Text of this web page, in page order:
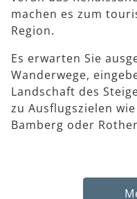
machen es zum
Region.
Es erwarten Sie
Wanderwege,
Landschaft des
zu Ausflugszielen
Bamberg oder